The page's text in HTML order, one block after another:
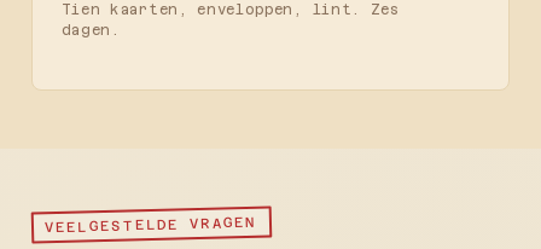
Tien kaarten, enveloppen, lint. Zes
dagen.
VEELGESTELDE VRAGEN